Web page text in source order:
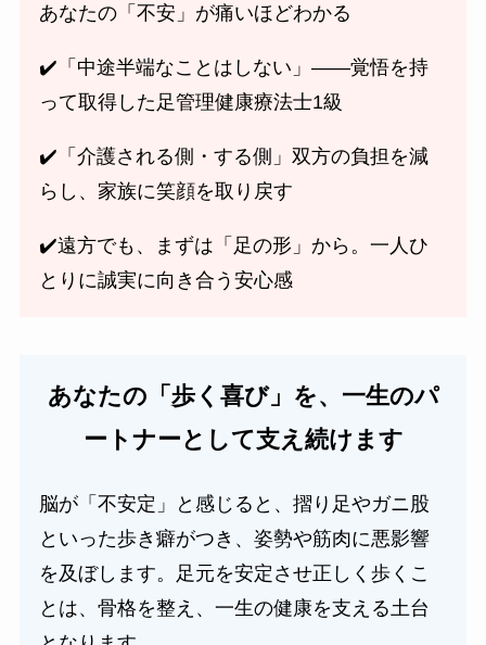
あなたの「不安」が痛いほどわかる
✔️「中途半端なことはしない」――覚悟を持
って取得した足管理健康療法士1級
✔️「介護される側・する側」双方の負担を減
らし、家族に笑顔を取り戻す
✔️遠方でも、まずは「足の形」から。一人ひ
とりに誠実に向き合う安心感
あなたの「歩く喜び」を、一生のパ
ートナーとして支え続けます
脳が「不安定」と感じると、摺り足やガニ股
といった歩き癖がつき、姿勢や筋肉に悪影響
を及ぼします。足元を安定させ正しく歩くこ
とは、骨格を整え、一生の健康を支える土台